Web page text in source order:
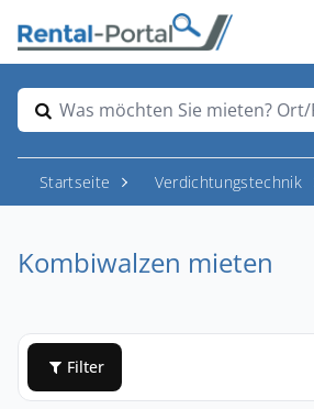
Was möchten Sie mieten? Ort/
Startseite Verdichtungstechnik
Kombiwalzen mieten
Filter